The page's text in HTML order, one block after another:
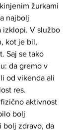
žurkami
najbolj
izklopi. V službo
kot je bil,
Saj se tako
da gremo v
od vikenda ali
res.
aktivnost
bolj
bolj zdravo, da